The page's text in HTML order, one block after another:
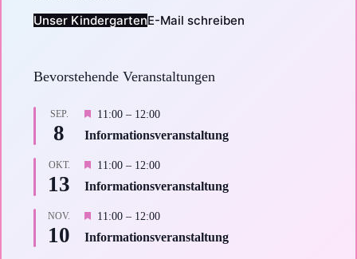
Unser KindergartenE-Mail schreiben
Bevorstehende Veranstaltungen
SEP.
8
H
e
v
r
e
h
11:00 – 12:00
Informations­­­­veranstaltung
OKT.
13
H
e
v
r
11:00 – 12:00
Informations­veranstaltung
NOV.
10
H
e
11:00 – 12:00
Informations­­­veranstaltung